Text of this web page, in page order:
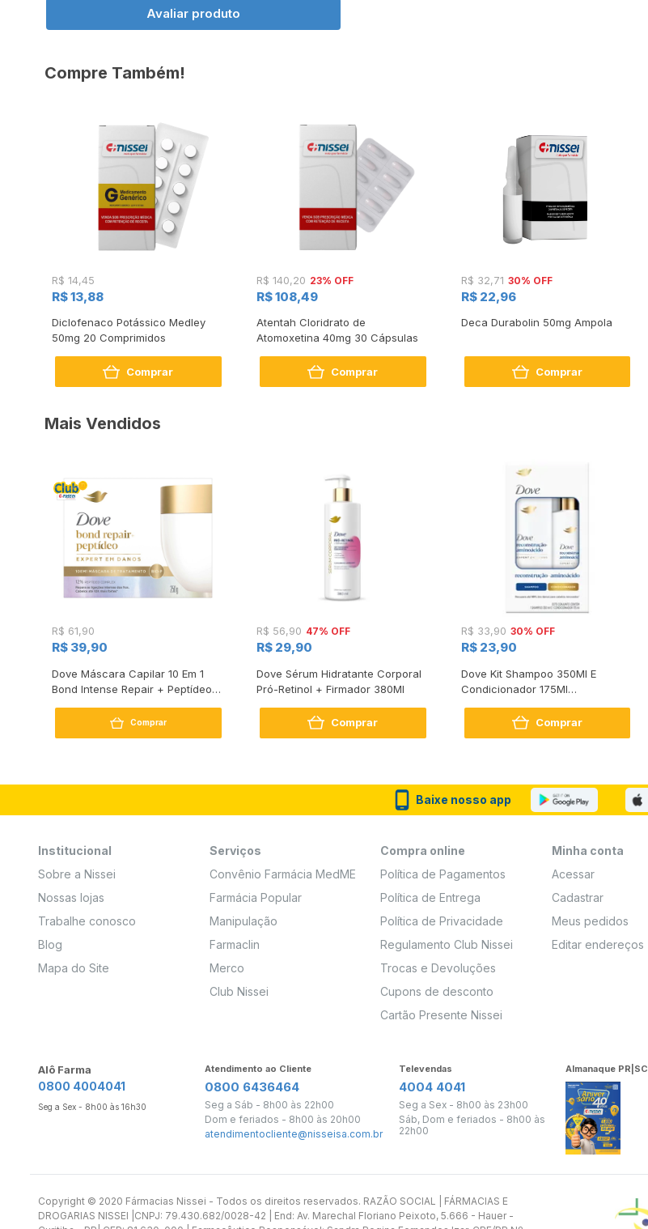
Avaliar produto
Compre Também!
R$ 14,45
R$ 13,88
Diclofenaco Potássico Medley
50mg 20 Comprimidos
Comprar
R$ 140,20 23% OFF
R$ 108,49
Atentah Cloridrato de
Atomoxetina 40mg 30 Cápsulas
Comprar
R$ 32,71 30% OFF
R$ 22,96
Deca Durabolin 50mg Ampola
Comprar
Mais Vendidos
R$ 61,90
R$ 39,90
Dove Máscara Capilar 10 Em 1
Bond Intense Repair + Peptídeo
Comprar
R$ 56,90 47% OFF
R$ 29,90
Dove Sérum Hidratante Corporal
Pró-Retinol + Firmador 380Ml
Comprar
R$ 33,90 30% OFF
R$ 23,90
Dove Kit Shampoo 350Ml E
Condicionador 175Ml
Comprar
Baixe nosso app
Institucional
Sobre a Nissei
Nossas lojas
Trabalhe conosco
Blog
Mapa do Site
Serviços
Convênio Farmácia MedME
Farmácia Popular
Manipulação
Farmaclin
Merco
Club Nissei
Compra online
Política de Pagamentos
Política de Entrega
Política de Privacidade
Regulamento Club Nissei
Trocas e Devoluções
Cupons de desconto
Cartão Presente Nissei
Minha conta
Acessar
Cadastrar
Meus pedidos
Editar endereços
Alô Farma
0800 4004041
Seg a Sex - 8h00 às 16h30
Atendimento ao Cliente
0800 6436464
Seg a Sáb - 8h00 às 22h00
Dom e feriados - 8h00 às 20h00
atendimentocliente@nisseisa.com.br
Televendas
4004 4041
Seg a Sex - 8h00 às 23h00
Sáb, Dom e feriados - 8h00 às
22h00
Almanaque PR|SC
Copyright ©️ 2020 Fármacias Nissei - Todos os direitos reservados. RAZÃO SOCIAL | FÁRMACIAS E
DROGARIAS NISSEI |CNPJ: 79.430.682/0028-42 | End: Av. Marechal Floriano Peixoto, 5.666 - Hauer -